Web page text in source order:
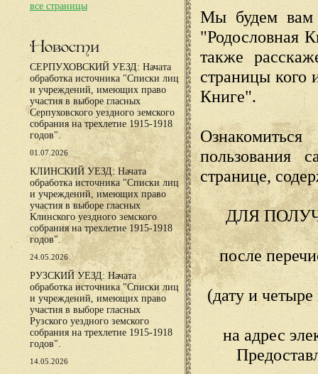
все страницы
Новости
СЕРПУХОВСКИЙ УЕЗД: Начата
обработка источника "Списки лиц
и учреждений, имеющих право
участия в выборе гласных
Серпуховского уездного земского
собрания на трехлетие 1915-1918
годов".
01.07.2026
КЛИНСКИЙ УЕЗД: Начата
обработка источника "Списки лиц
и учреждений, имеющих право
участия в выборе гласных
Клинского уездного земского
собрания на трехлетие 1915-1918
годов".
24.05.2026
РУЗСКИЙ УЕЗД: Начата
обработка источника "Списки лиц
и учреждений, имеющих право
участия в выборе гласных
Рузского уездного земского
собрания на трехлетие 1915-1918
годов".
14.05.2026
Мы будем вам
"Родословная
также
страницы кого
Книге".
пользования
странице,
ДЛЯ
после
(дату и
на адрес